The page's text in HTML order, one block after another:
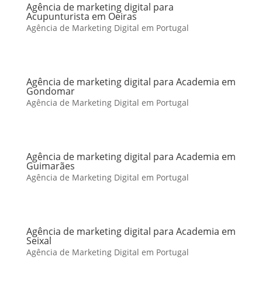
Agência de marketing digital para
Acupunturista em Oeiras
Agência de Marketing Digital em Portugal
Agência de marketing digital para Academia em
Gondomar
Agência de Marketing Digital em Portugal
Agência de marketing digital para Academia em
Guimarães
Agência de Marketing Digital em Portugal
Agência de marketing digital para Academia em
Seixal
Agência de Marketing Digital em Portugal